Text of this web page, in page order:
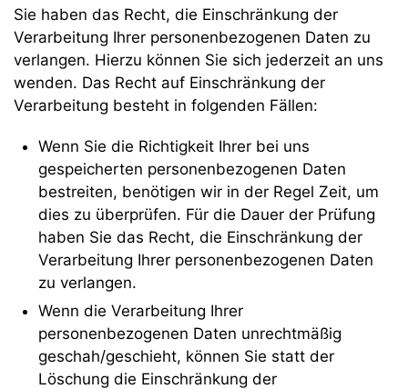
Sie haben das Recht, die Einschränkung der
Verarbeitung Ihrer personenbezogenen Daten zu
verlangen. Hierzu können Sie sich jederzeit an uns
wenden. Das Recht auf Einschränkung der
Verarbeitung besteht in folgenden Fällen:
Wenn Sie die Richtigkeit Ihrer bei uns
gespeicherten personenbezogenen Daten
bestreiten, benötigen wir in der Regel Zeit, um
dies zu überprüfen. Für die Dauer der Prüfung
haben Sie das Recht, die Einschränkung der
Verarbeitung Ihrer personenbezogenen Daten
zu verlangen.
Wenn die Verarbeitung Ihrer
personenbezogenen Daten unrechtmäßig
geschah/geschieht, können Sie statt der
Löschung die Einschränkung der